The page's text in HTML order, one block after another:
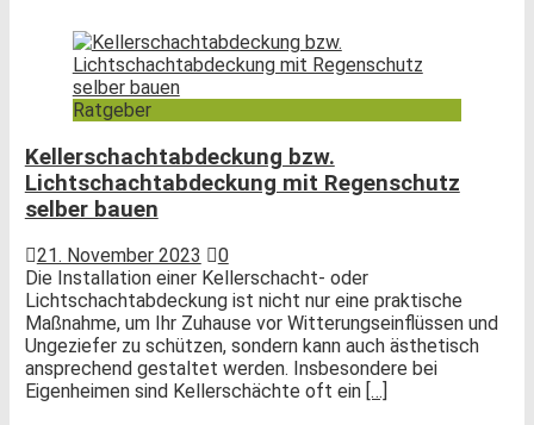
Ratgeber
Kellerschachtabdeckung bzw.
Lichtschachtabdeckung mit Regenschutz
selber bauen
21. November 2023
0
Die Installation einer Kellerschacht- oder
Lichtschachtabdeckung ist nicht nur eine praktische
Maßnahme, um Ihr Zuhause vor Witterungseinflüssen und
Ungeziefer zu schützen, sondern kann auch ästhetisch
ansprechend gestaltet werden. Insbesondere bei
Eigenheimen sind Kellerschächte oft ein […]